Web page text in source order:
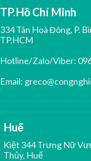
TP.Hồ Chí Minh
334 Tân Hoà Đông, P.
TP.HCM
Hotline/Zalo/Viber:
Email:
Huế
Kiệt 344 Trưng Nữ
Thủy, Huế